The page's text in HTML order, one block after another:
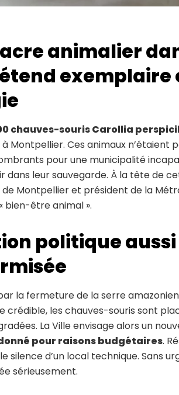
animalier
exemplaire
chauves-souris Carollia
Montpellier. Ces animaux n’étaient
pour une municipalité
dans leur sauvegarde. À la tête de
de Montpellier et président de la
bien-être animal ».
politique
la fermeture de la serre
crédible, les chauves-souris sont
La Ville envisage alors un
pour raisons budgétaires.
silence d’un local technique. Sans
sérieusement.